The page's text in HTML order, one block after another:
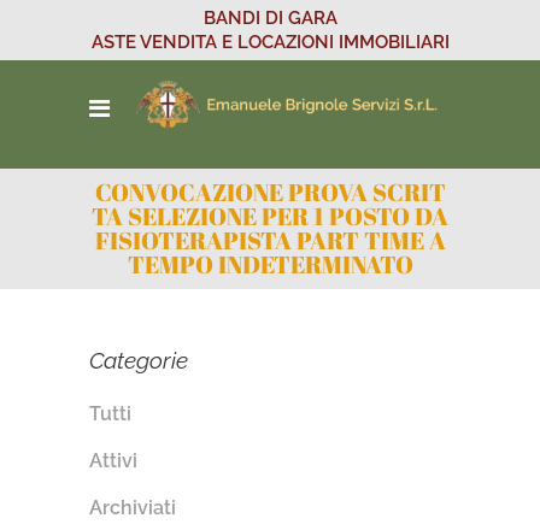
BANDI DI GARA
ASTE VENDITA E LOCAZIONI IMMOBILIARI
CONVOCAZIONE PROVA SCRIT
TA SELEZIONE PER 1 POSTO DA
FISIOTERAPISTA PART TIME A
TEMPO INDETERMINATO
Categorie
Tutti
Attivi
Archiviati